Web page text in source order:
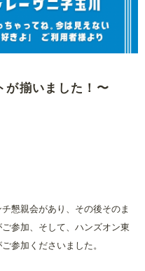
が揃いました！〜
懇親会があり、その後そのま
参加、そして、ハンズオン東
参加くださいました。